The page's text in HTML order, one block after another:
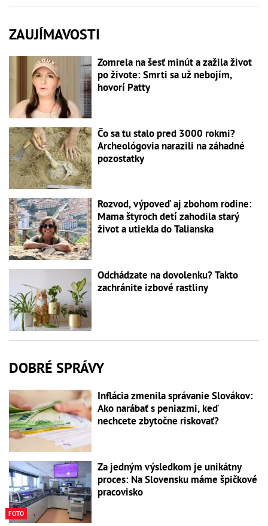
ZAUJÍMAVOSTI
Zomrela na šesť minút a zažila život
po živote: Smrti sa už nebojím,
hovorí Patty
Čo sa tu stalo pred 3000 rokmi?
Archeológovia narazili na záhadné
pozostatky
Rozvod, výpoveď aj zbohom rodine:
Mama štyroch detí zahodila starý
život a utiekla do Talianska
Odchádzate na dovolenku? Takto
zachránite izbové rastliny
DOBRÉ SPRÁVY
Inflácia zmenila správanie Slovákov:
Ako narábať s peniazmi, keď
nechcete zbytočne riskovať?
FOTO
Za jedným výsledkom je unikátny
proces: Na Slovensku máme špičkové
pracovisko